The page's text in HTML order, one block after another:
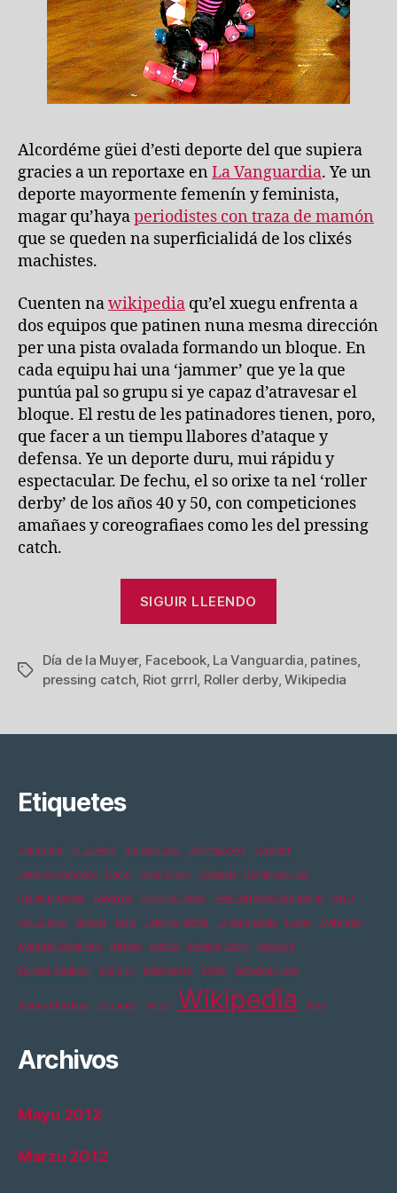
Alcordéme güei d’esti deporte del que supiera
gracies a un reportaxe en La Vanguardia. Ye un
deporte mayormente femenín y feminista,
magar qu’hayaperiodistes con traza de mamón
que se queden na superficialidá de los clixés
machistes.
Cuenten nawikipedia qu’el xuegu enfrenta a
dos equipos que patinen nuna mesma dirección
per una pista ovalada formando un bloque. En
cada equipu hai una ‘jammer’ que ye la que
puntúa pal so grupu si ye capaz d’atravesar el
bloque. El restu de les patinadores tienen, poro,
que facer a un tiempu llabores d’ataque y
defensa. Ye un deporte duru, mui rápidu y
espectacular. De fechu, el so orixe ta nel ‘roller
derby’ de los años 40 y 50, con competiciones
amañaes y coreografiaes como les del pressing
catch.
SIGUIR LLEENDO
la
muyer,
Etiquetes
Día de la Muyer, Facebook, La Vanguardia, patines,
pressing catch, Riot grrrl, Roller derby,Wikipedia
Etiquetes
20minutos Al Jazeera asturianismu Atlántica XXII Copyleft
Creative Commons Dacia David Bravo Diagonal Día de Asturias
Día de la Muyer Facebook Faustino Zapico Free Software Foundation GNU
GNU/Linux Historia India Lakshmi Mittal La Vanguardia Logan Mahindra
Mauricio Colmenero patines política pressing catch publicidá
Richard Stallman Riot grrrl Roller derby SGAE Software Llibre
Stormy Mondays transición Verito Wikipedia Xera
Archivos
Mayu 2012
Marzu 2012